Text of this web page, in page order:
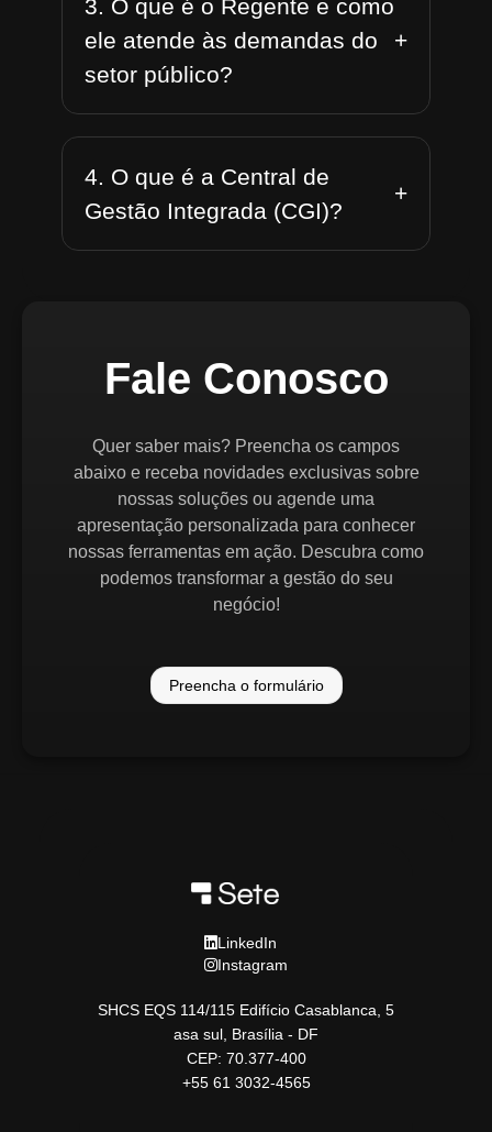
3. O que é o Regente e como
ele atende às demandas do
setor público?
+
4. O que é a Central de
Gestão Integrada (CGI)?
+
Fale Conosco
Quer saber mais? Preencha os campos
abaixo e receba novidades exclusivas sobre
nossas soluções ou agende uma
apresentação personalizada para conhecer
nossas ferramentas em ação. Descubra como
podemos transformar a gestão do seu
negócio!
Preencha o formulário
LinkedIn
Instagram
SHCS EQS 114/115 Edifício Casablanca, 5
asa sul, Brasília - DF
CEP: 70.377-400
+55 61 3032-4565